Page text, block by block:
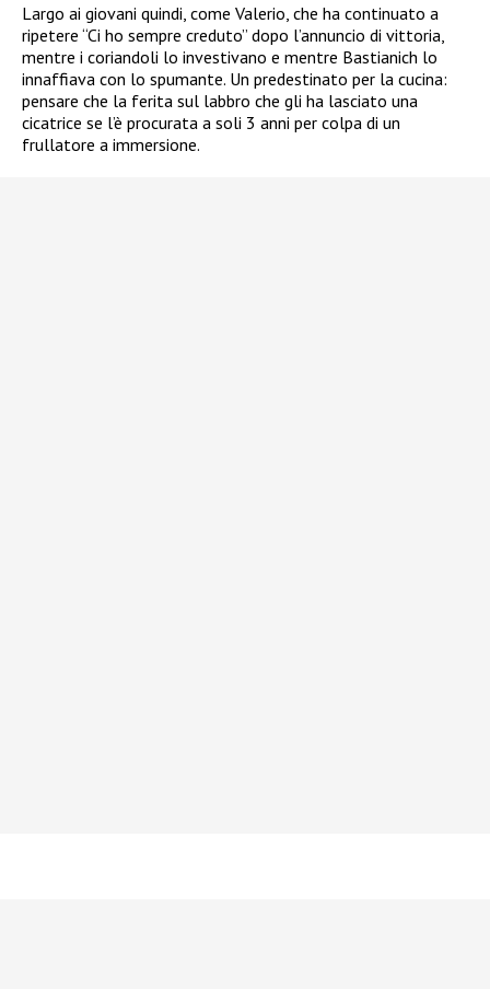
Largo ai giovani quindi, come Valerio, che ha continuato a
ripetere “Ci ho sempre creduto” dopo l’annuncio di vittoria,
mentre i coriandoli lo investivano e mentre Bastianich lo
innaffiava con lo spumante. Un predestinato per la cucina:
pensare che la ferita sul labbro che gli ha lasciato una
cicatrice se l’è procurata a soli 3 anni per colpa di un
frullatore a immersione.